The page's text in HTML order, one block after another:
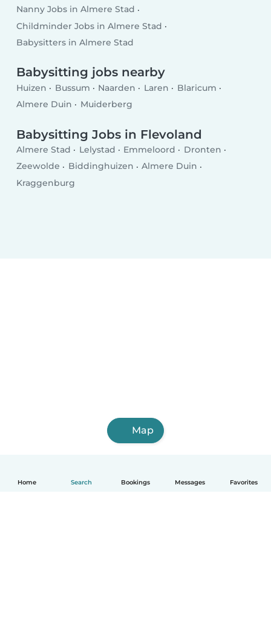
Home Search Bookings Messages Favorites
Nanny Jobs in Almere Stad
Childminder Jobs in Almere Stad
Babysitters in Almere Stad
Babysitting jobs nearby
Huizen Bussum Naarden Laren
Blaricum
Almere Duin
Muiderberg
Babysitting Jobs in Flevoland
Almere Stad Lelystad Emmeloord
Dronten
Zeewolde
Biddinghuizen
Almere Duin
Kraggenburg
Map